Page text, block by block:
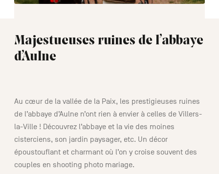
Majestueuses ruines de l’abbaye
d’Aulne
Au cœur de la vallée de la Paix, les prestigieuses ruines
de l’abbaye d’Aulne n’ont rien à envier à celles de Villers-
la-Ville ! Découvrez l’abbaye et la vie des moines
cisterciens, son jardin paysager, etc. Un décor
époustouflant et charmant où l’on y croise souvent des
couples en shooting photo mariage.